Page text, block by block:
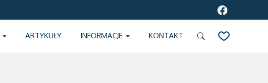
ARTYKUŁY INFORMACJE KONTAKT
SCHOWEK